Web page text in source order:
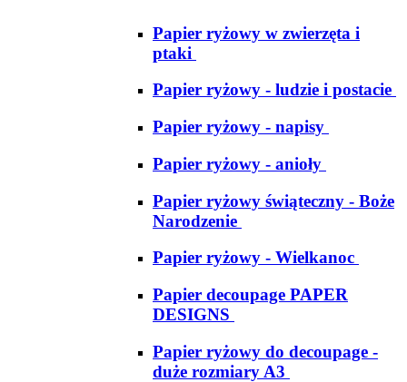
Papier ryżowy w zwierzęta i
ptaki
Papier ryżowy - ludzie i postacie
Papier ryżowy - napisy
Papier ryżowy - anioły
Papier ryżowy świąteczny - Boże
Narodzenie
Papier ryżowy - Wielkanoc
Papier decoupage PAPER
DESIGNS
Papier ryżowy do decoupage -
duże rozmiary A3